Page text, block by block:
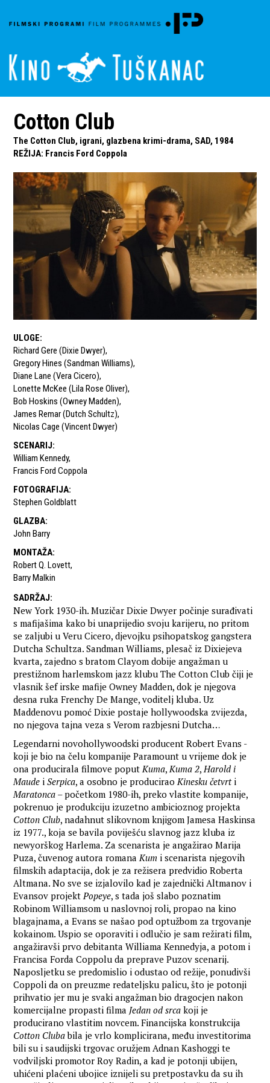
Cotton Club
The Cotton Club, igrani, glazbena krimi-drama, SAD, 1984
REŽIJA: Francis Ford Coppola
ULOGE:
Richard Gere (Dixie Dwyer),
Gregory Hines (Sandman Williams),
Diane Lane (Vera Cicero),
Lonette McKee (Lila Rose Oliver),
Bob Hoskins (Owney Madden),
James Remar (Dutch Schultz),
Nicolas Cage (Vincent Dwyer)
SCENARIJ:
William Kennedy,
Francis Ford Coppola
FOTOGRAFIJA:
Stephen Goldblatt
GLAZBA:
John Barry
MONTAŽA:
Robert Q. Lovett,
Barry Malkin
SADRŽAJ:
New York 1930-ih. Muzičar Dixie Dwyer počinje surađivati
s mafijašima kako bi unaprijedio svoju karijeru, no pritom
se zaljubi u Veru Cicero, djevojku psihopatskog gangstera
Dutcha Schultza. Sandman Williams, plesač iz Dixiejeva
kvarta, zajedno s bratom Clayom dobije angažman u
prestižnom harlemskom jazz klubu The Cotton Club čiji je
vlasnik šef irske mafije Owney Madden, dok je njegova
desna ruka Frenchy De Mange, voditelj kluba. Uz
Maddenovu pomoć Dixie postaje hollywoodska zvijezda,
no njegova tajna veza s Verom razbjesni Dutcha…
Legendarni novohollywoodski producent Robert Evans -
koji je bio na čelu kompanije Paramount u vrijeme dok je
ona producirala filmove poputKuma,Kuma 2,Harold i
Maude iSerpica, a osobno je produciraoKinesku četvrti
Maratonca – početkom 1980-ih, preko vlastite kompanije,
pokrenuo je produkciju izuzetno ambicioznog projekta
Cotton Club, nadahnut slikovnom knjigom Jamesa Haskinsa
iz 1977., koja se bavila poviješću slavnog jazz kluba iz
newyorškog Harlema. Za scenarista je angažirao Marija
Puza, čuvenog autora romanaKum i scenarista njegovih
filmskih adaptacija, dok je za režisera predvidio Roberta
Altmana. No sve se izjalovilo kad je zajednički Altmanov i
Evansov projektPopeye, s tada još slabo poznatim
Robinom Williamsom u naslovnoj roli, propao na kino
blagajnama, a Evans se našao pod optužbom za trgovanje
kokainom. Uspio se oporaviti i odlučio je sam režirati film,
angažiravši prvo debitanta Williama Kennedyja, a potom i
Francisa Forda Coppolu da preprave Puzov scenarij.
Naposljetku se predomislio i odustao od režije, ponudivši
Coppoli da on preuzme redateljsku palicu, što je potonji
prihvatio jer mu je svaki angažman bio dragocjen nakon
komercijalne propasti filma Jedan od srca koji je
producirano vlastitim novcem. Financijska konstrukcija
Cotton Clubabila je vrlo komplicirana, među investitorima
bili su i saudijski trgovac oružjem Adnan Kashoggi te
vodviljski promotor Roy Radin, a kad je potonji ubijen,
uhićeni plaćeni ubojice iznijeli su pretpostavku da su ih